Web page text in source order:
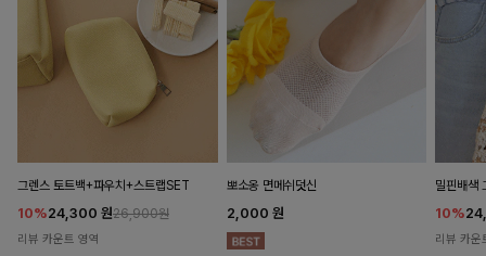
그렌스 토트백+파우치+스트랩SET
10%24,300 원26,900원
리뷰 카운트 영역
뽀소옹 면메쉬덧신
2,000 원
밀핀배색
10%
리뷰 카운